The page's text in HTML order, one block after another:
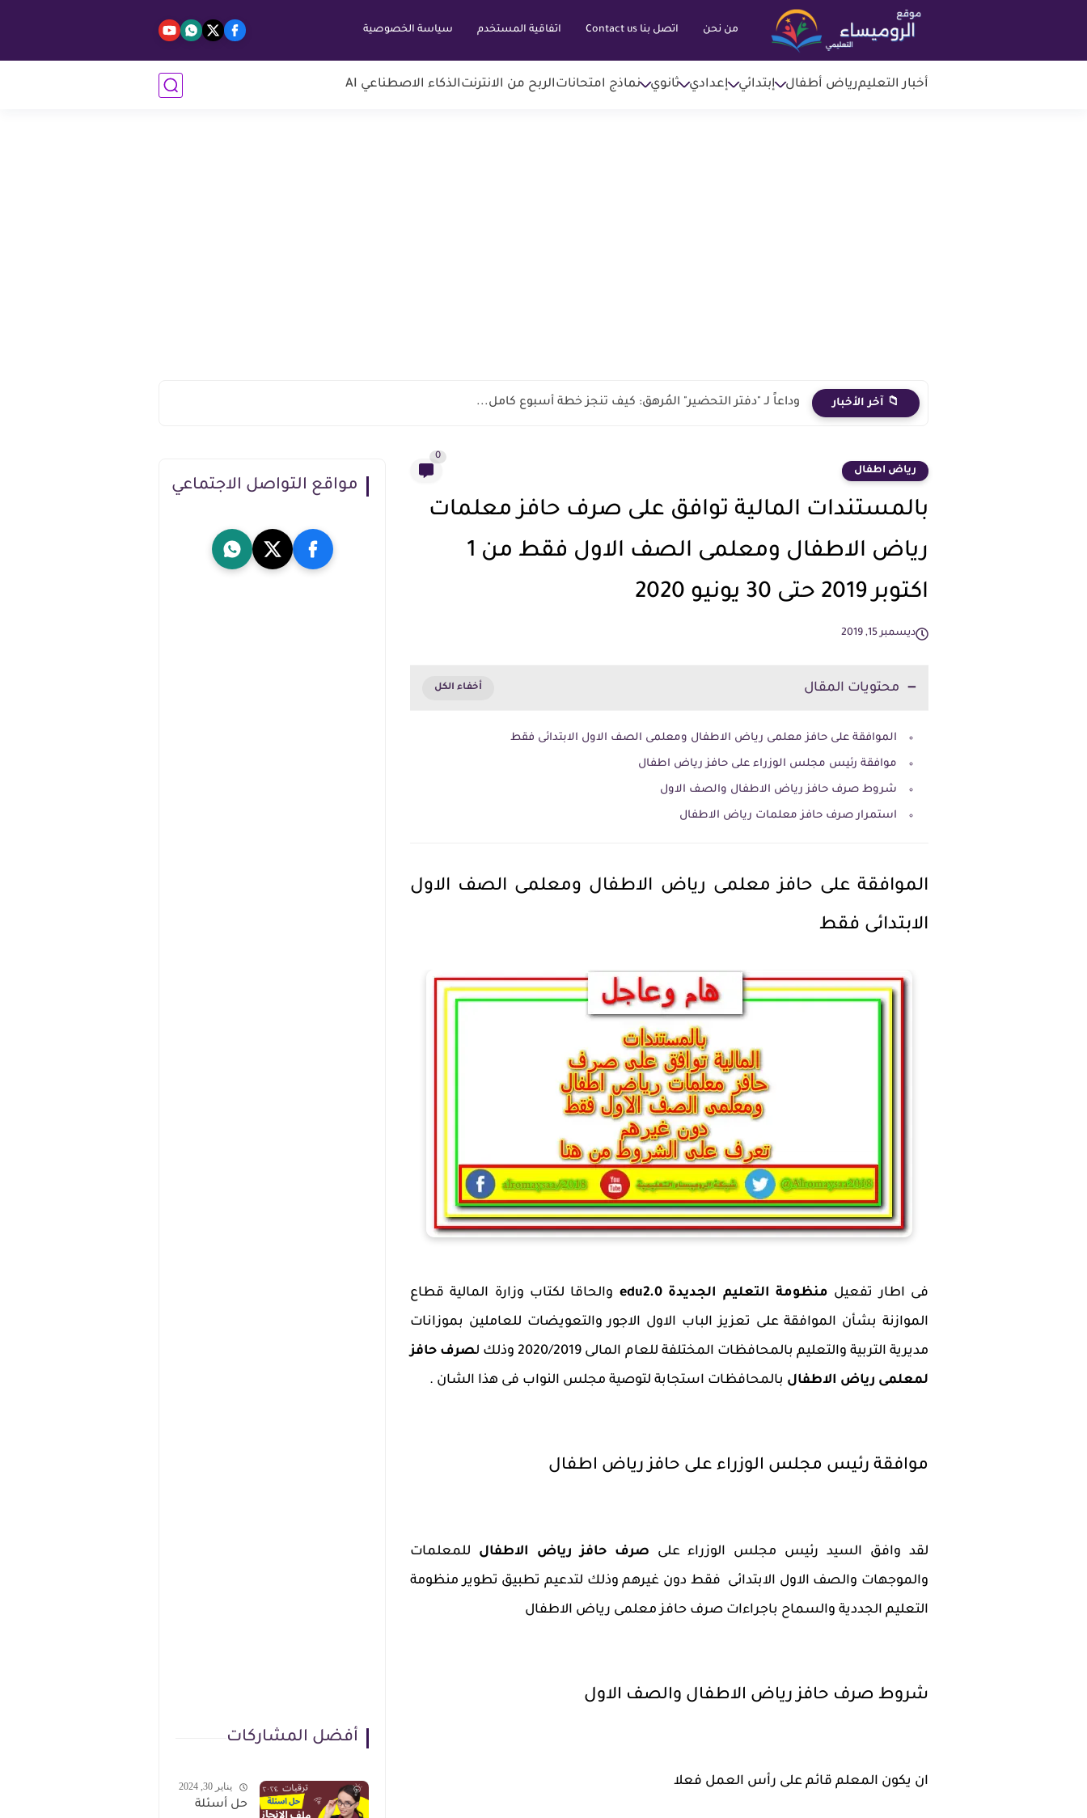
من نحن اتصل بنا Contact us اتفاقية المستخدم سياسة الخصوصية
أخبار التعليمرياض أطفال إبتدائي إعدادي ثانوي نماذج امتحاناتالربح من الانترنتالذكاء الاصطناعي AI
📁 آخر الأخبار وداعاً لـ "دفتر التحضير" المُرهق: كيف تنجز خطة أسبوع كامل...
رياض اطفال
0
بالمستندات المالية توافق على صرف حافز معلمات
رياض الاطفال ومعلمى الصف الاول فقط من 1
اكتوبر 2019 حتى 30 يونيو 2020
ديسمبر 15, 2019
محتويات المقال
الموافقة على حافز معلمى رياض الاطفال ومعلمى الصف الاول الابتدائى فقط
موافقة رئيس مجلس الوزراء على حافز رياض اطفال
شروط صرف حافز رياض الاطفال والصف الاول
استمرار صرف حافز معلمات رياض الاطفال
الموافقة على حافز معلمى رياض الاطفال ومعلمى الصف الاول
الابتدائى فقط
فى اطار تفعيل منظومة التعليم الجديدة edu2.0
والحاقا لكتاب وزارة المالية قطاع
الموازنة بشأن الموافقة على تعزيز الباب الاول الاجور والتعويضات للعاملين بموزانات
مديرية التربية والتعليم بالمحافظات المختلفة للعام المالى 2020/2019 وذلك ل
صرف حافز
لمعلمى رياض الاطفال بالمحافظات استجابة لتوصية مجلس النواب فى هذا الشان .
موافقة رئيس مجلس الوزراء على حافز رياض اطفال
لقد وافق السيد رئيس مجلس الوزراء على صرف حافز رياض الاطفال للمعلمات
والموجهات والصف الاول الابتدائى فقط دون غيرهم وذلك لتدعيم تطبيق تطوير منظومة
التعليم الجددية والسماح باجراءات صرف حافز معلمى رياض الاطفال
شروط صرف حافز رياض الاطفال والصف الاول
ان يكون المعلم قائم على رأس العمل فعلا
مواقع التواصل الاجتماعي
أفضل المشاركات
يناير 30, 2024
حل أسئلة